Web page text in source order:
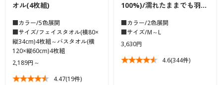
オル(4枚組)
■カラー/5色展開
■サイズ/フェイスタオル(横80×
縦34cm)4枚組～バスタオル(横
120×縦60cm)4枚組
2,189円～
4.47(19件)
100%)/濡れたままでも羽…
■カラー/2色展開
■サイズ/M～L
3,630円
4.6(344件)